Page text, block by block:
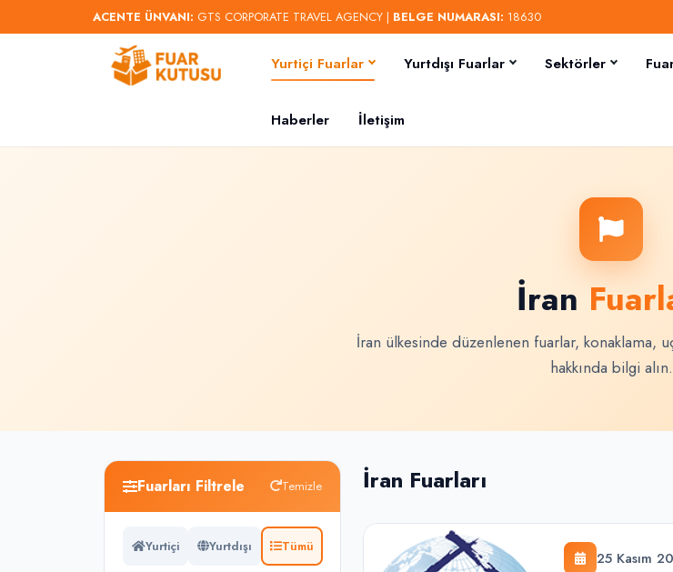
ACENTE ÜNVANI: GTS CORPORATE TRAVEL AGENCY | BELGE NUMARASI: 18630
Yurtiçi Fuarlar Yurtdışı Fuarlar Sektörler
Haberler İletişim
İran
İran ülkesinde düzenlenen fuarlar, konaklama,
hakkında bilgi alın.
Fuarları Filtrele Temizle
Yurtiçi Yurtdışı Tümü
İran Fuarları
25 Kasım